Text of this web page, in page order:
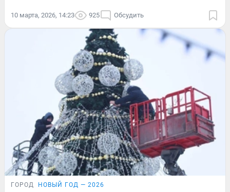
10 марта, 2026, 14:23 925 Обсудить
ГОРОД НОВЫЙ ГОД — 2026